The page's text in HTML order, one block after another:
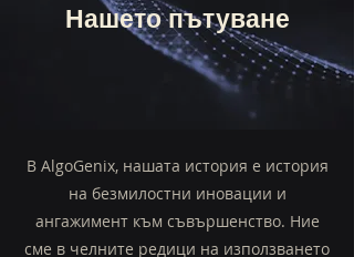
Нашето пътуване
В AlgoGenix, нашата история е история
на безмилостни иновации и
ангажимент към съвършенство. Ние
сме в челните редици на използването